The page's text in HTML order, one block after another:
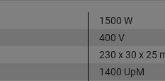
1500 W
400 V
230 x 30 x 25
1400 UpM